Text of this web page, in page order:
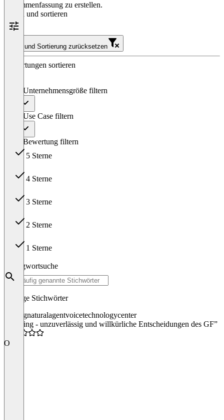
Zusammenfassung zu erstellen.
Filtern und sortieren
Filter und Sortierung zurücksetzen
Bewertungen sortieren
Nach Unternehmensgröße filtern
Nach Use Case filtern
Nach Bewertung filtern
5 Sterne
4 Sterne
3 Sterne
2 Sterne
1 Sterne
Schlagwortsuche
Häufige Stichwörter
leapingnaturalagentvoicetechnologycenter
“Leaping - unzuverlässig und willkürliche Entscheidungen des GF”
O